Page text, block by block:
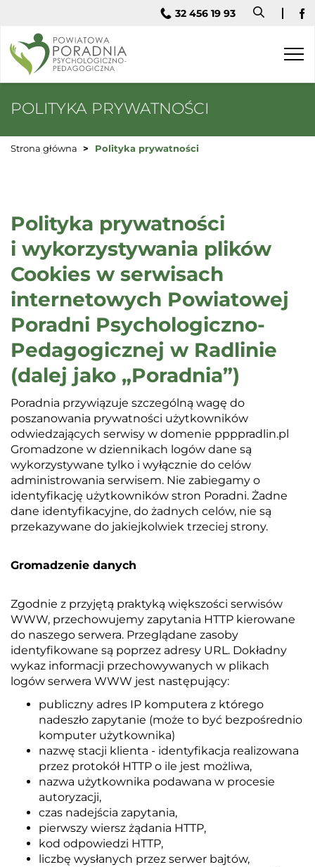
32 456 19 93
POLITYKA PRYWATNOŚCI
Strona główna Polityka prywatności
Polityka prywatności
i wykorzystywania plików
Cookies w serwisach
internetowych Powiatowej
Poradni Psychologiczno-
Pedagogicznej w Radlinie
(dalej jako „Poradnia”)
Poradnia przywiązuje szczególną wagę do
poszanowania prywatności użytkowników
odwiedzających serwisy w domenie ppppradlin.pl
Gromadzone w dziennikach logów dane są
wykorzystywane tylko i wyłącznie do celów
administrowania serwisem. Nie zabiegamy o
identyfikację użytkowników stron Poradni. Żadne
dane identyfikacyjne, do żadnych celów, nie są
przekazywane do jakiejkolwiek trzeciej strony.
Gromadzenie danych
Zgodnie z przyjętą praktyką większości serwisów
WWW, przechowujemy zapytania HTTP kierowane
do naszego serwera. Przeglądane zasoby
identyfikowane są poprzez adresy URL. Dokładny
wykaz informacji przechowywanych w plikach
logów serwera WWW jest następujący:
publiczny adres IP komputera z którego
nadeszło zapytanie (może to być bezpośrednio
komputer użytkownika)
nazwę stacji klienta - identyfikacja realizowana
przez protokół HTTP o ile jest możliwa,
nazwa użytkownika podawana w procesie
autoryzacji,
czas nadejścia zapytania,
pierwszy wiersz żądania HTTP,
kod odpowiedzi HTTP,
liczbę wysłanych przez serwer bajtów,